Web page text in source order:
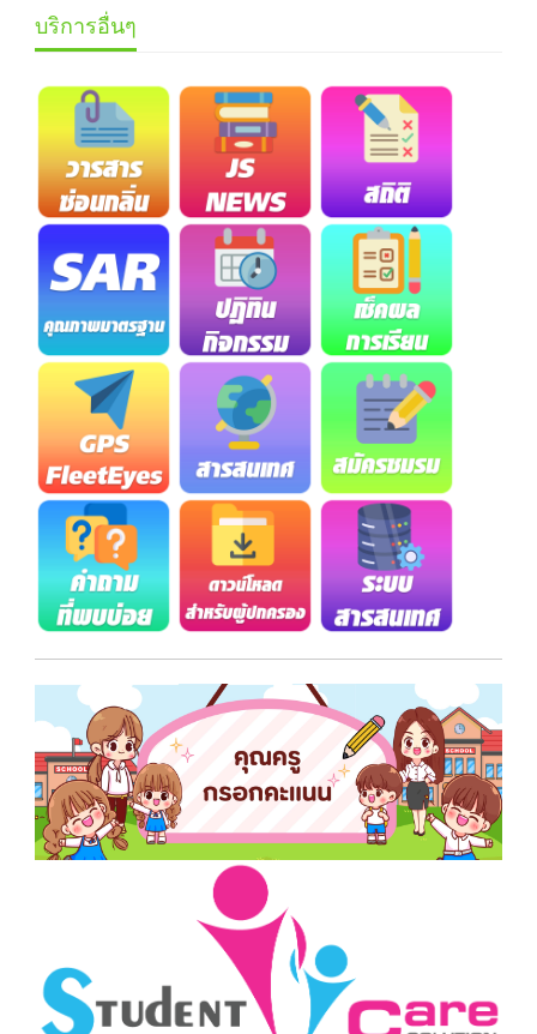
บริการอื่นๆ